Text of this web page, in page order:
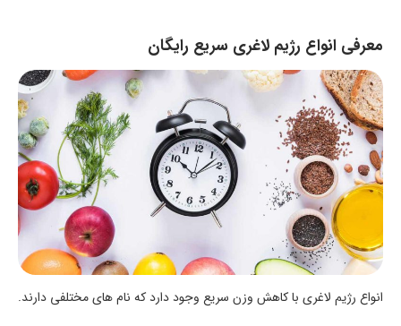
معرفی انواع رژیم لاغری سریع رایگان
انواع رژیم لاغری با کاهش وزن سریع وجود دارد که نام های مختلفی دارند.